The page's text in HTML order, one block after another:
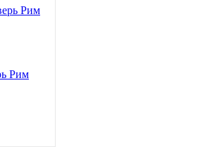
Рим